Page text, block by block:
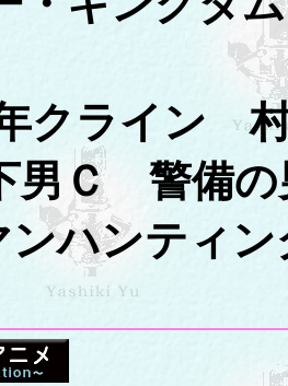
ライン 村
男Ｃ 警備の
ンハンティ